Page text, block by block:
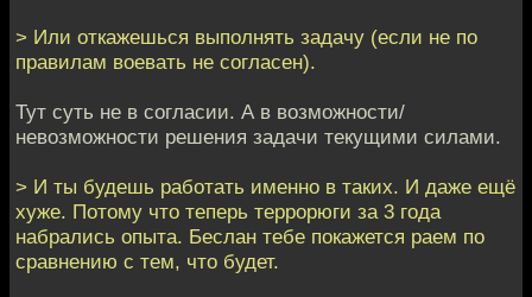
> Или откажешься выполнять задачу (если не по
правилам воевать не согласен).
Тут суть не в согласии. А в возможности/
невозможности решения задачи текущими силами.
> И ты будешь работать именно в таких. И даже ещё
хуже. Потому что теперь террорюги за 3 года
набрались опыта. Беслан тебе покажется раем по
сравнению с тем, что будет.